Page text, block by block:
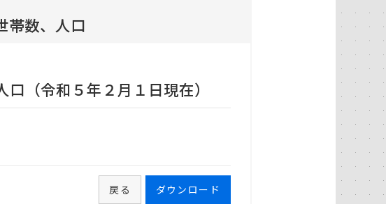
帯数、人口
（令和５年２月１日現在）
ダウンロード
戻る